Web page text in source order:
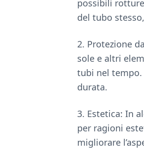
possibili
del tubo
2. Protezione
sole e altri
tubi nel tempo.
durata.
3. Estetica: In
per ragioni
migliorare